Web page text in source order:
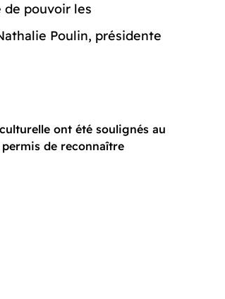
pouvoir les
Poulin, présidente
ont été soulignés au
de reconnaître